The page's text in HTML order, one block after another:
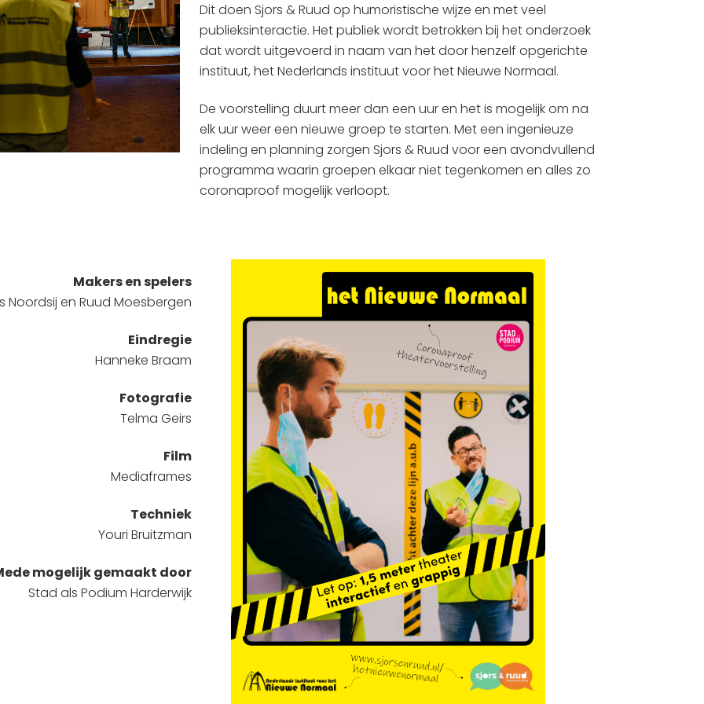
Dit doen Sjors & Ruud op humoristische wijze en met veel
publieksinteractie. Het publiek wordt betrokken bij het onderzoek
dat wordt uitgevoerd in naam van het door henzelf opgerichte
instituut, het Nederlands instituut voor het Nieuwe Normaal.
De voorstelling duurt meer dan een uur en het is mogelijk om na
elk uur weer een nieuwe groep te starten. Met een ingenieuze
indeling en planning zorgen Sjors & Ruud voor een avondvullend
programma waarin groepen elkaar niet tegenkomen en alles zo
coronaproof mogelijk verloopt.
Makers en spelers
Noordsij en Ruud Moesbergen
Eindregie
Hanneke Braam
Fotografie
Telma Geirs
Film
Mediaframes
Techniek
Youri Bruitzman
mogelijk gemaakt door
Stad als Podium Harderwijk